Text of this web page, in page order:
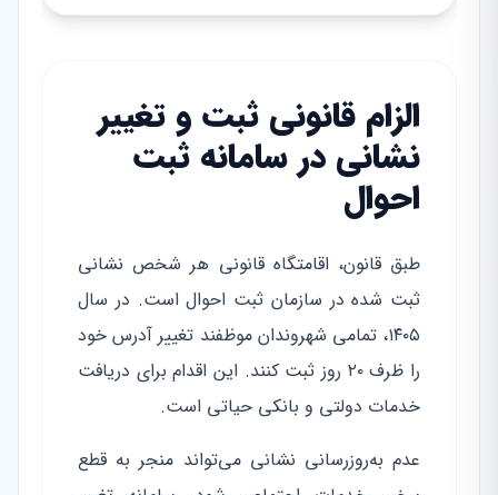
الزام قانونی ثبت و تغییر
نشانی در سامانه ثبت
احوال
طبق قانون، اقامتگاه قانونی هر شخص نشانی
ثبت شده در سازمان ثبت احوال است. در سال
۱۴۰۵، تمامی شهروندان موظفند تغییر آدرس خود
را ظرف ۲۰ روز ثبت کنند. این اقدام برای دریافت
خدمات دولتی و بانکی حیاتی است.
عدم به‌روزرسانی نشانی می‌تواند منجر به قطع